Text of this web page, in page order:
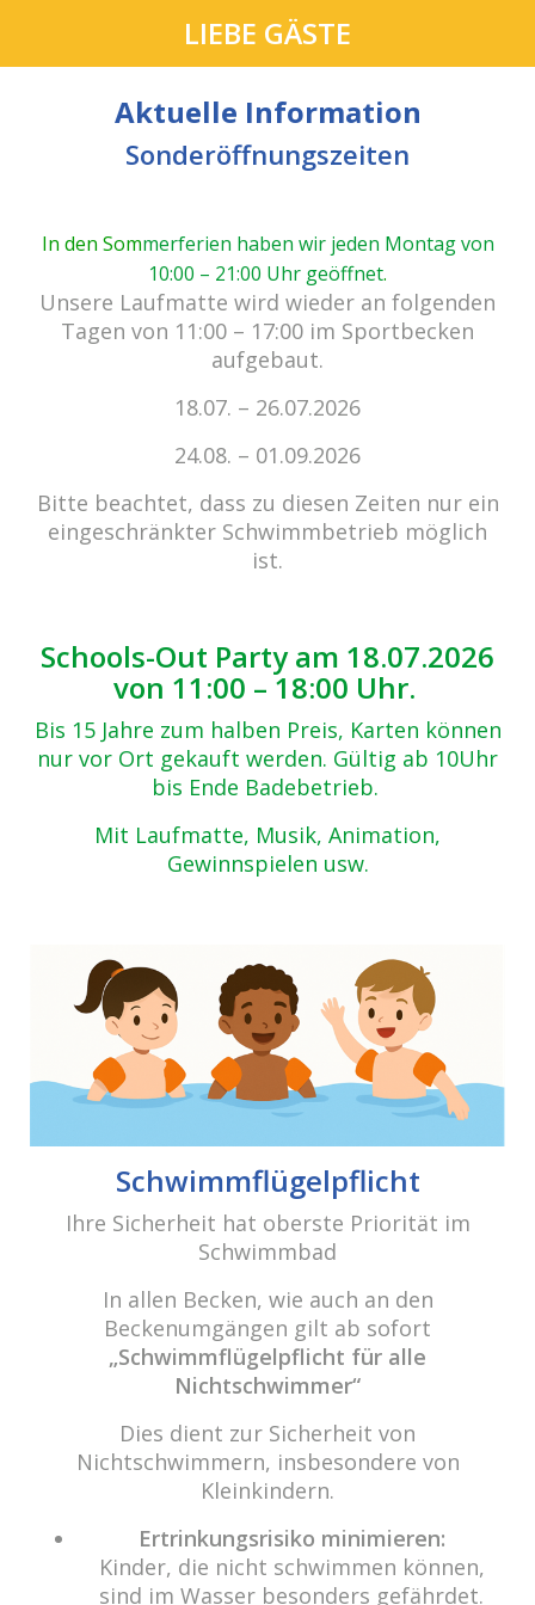
cabrio Senden - das Bad.
Außergewöhnlich, vielfältig!
Kein Einlass bei Gewitter
zu den E-Tickets
48308 Senden
Tel.: 0049 (0) 2597 - 93 918 -10
Fax: 0049 (0) 2597 - 93 918 -29
E-Mail:info@cabriosenden.de
Internet: www.cabriosenden.de
Wir freuen uns auf Sie!
Haben Sie Fragen? Wir kümmern uns drum!
Über das Wasser.
alles, und ins Wasser kehrt alles zurück.“ (Thales von
Copyright 2021 cabrio Senden - All rights reserved
Datenschutz Impressum
Um unsere Webseite für Sie optimal zu gestalten und fortlaufend
verbessern zu können, verwenden wir Cookies. Durch die weitere
Nutzung der Webseite stimmen Sie der Verwendung von Cookies zu.
LIEBE GÄSTE
Aktuelle Information
Sonderöffnungszeiten
In den Sommerferien haben wir jeden Montag von
10:00 – 21:00 Uhr geöffnet.
Unsere Laufmatte wird wieder an folgenden
Tagen von 11:00 – 17:00 im Sportbecken
aufgebaut.
18.07. – 26.07.2026
24.08. – 01.09.2026
Bitte beachtet, dass zu diesen Zeiten nur ein
eingeschränkter Schwimmbetrieb möglich
ist.
Schools-Out Party am 18.07.2026
von 11:00 – 18:00 Uhr.
Bis 15 Jahre zum halben Preis, Karten können
nur vor Ort gekauft werden. Gültig ab 10Uhr
bis Ende Badebetrieb.
Mit Laufmatte, Musik, Animation,
Gewinnspielen usw.
Schwimmflügelpflicht
Ihre Sicherheit hat oberste Priorität im
Schwimmbad
In allen Becken, wie auch an den
Beckenumgängen gilt ab sofort
„Schwimmflügelpflicht für alle
Nichtschwimmer“
Dies dient zur Sicherheit von
Nichtschwimmern, insbesondere von
Kleinkindern.
Ertrinkungsrisiko minimieren:
Kinder, die nicht schwimmen können,
sind im Wasser besonders gefährdet.